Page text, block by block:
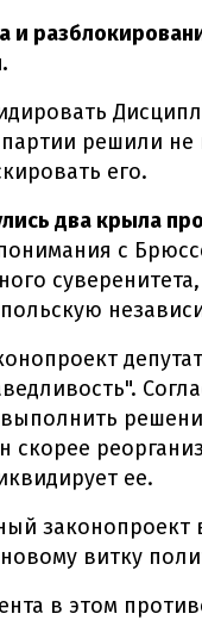
и
решили не
его.
два крыла
с
ее.
законопроект
витку
в этом